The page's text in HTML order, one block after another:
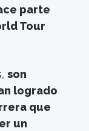
parte
Tour
son
logrado
que
un